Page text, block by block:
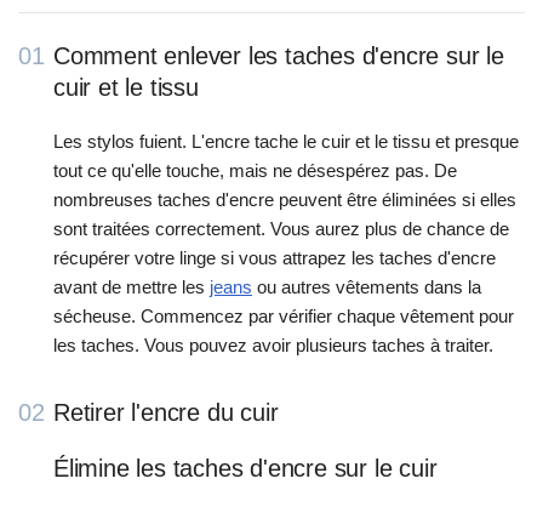
01 Comment enlever les taches d'encre sur le
cuir et le tissu
Les stylos fuient. L'encre tache le cuir et le tissu et presque
tout ce qu'elle touche, mais ne désespérez pas. De
nombreuses taches d'encre peuvent être éliminées si elles
sont traitées correctement. Vous aurez plus de chance de
récupérer votre linge si vous attrapez les taches d'encre
avant de mettre les jeans ou autres vêtements dans la
sécheuse. Commencez par vérifier chaque vêtement pour
les taches. Vous pouvez avoir plusieurs taches à traiter.
02 Retirer l'encre du cuir
Élimine les taches d'encre sur le cuir